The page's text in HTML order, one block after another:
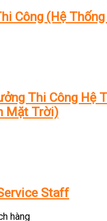
Công (Hệ
Thi Công Hệ
Mặt Trời)
Staff
hàng